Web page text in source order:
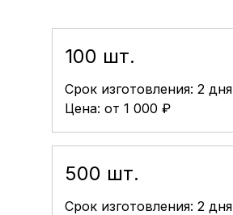
100 шт.
Срок изготовления: 2 дня
Цена: от 1 000 ₽
Срок изготовления: 2 дня
500 шт.